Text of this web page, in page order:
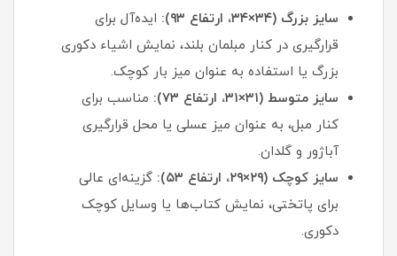
سایز بزرگ (۳۴×۳۴، ارتفاع ۹۳):
ایده‌آل برای
قرارگیری در کنار مبلمان بلند، نمایش اشیاء دکوری
بزرگ یا استفاده به عنوان میز بار کوچک.
سایز متوسط (۳۱×۳۱، ارتفاع ۷۳):
مناسب برای
کنار مبل، به عنوان میز عسلی یا محل قرارگیری
آباژور و گلدان.
سایز کوچک (۲۹×۲۹، ارتفاع ۵۳):
گزینه‌ای عالی
برای پاتختی، نمایش کتاب‌ها یا وسایل کوچک
دکوری.